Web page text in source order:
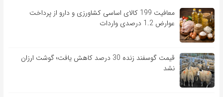
معافیت 199 کالای اساسی کشاورزی و دارو از پرداخت
عوارض 1.2 درصدی واردات
قیمت گوسفند زنده 30 درصد کاهش یافت؛ گوشت ارزان
نشد